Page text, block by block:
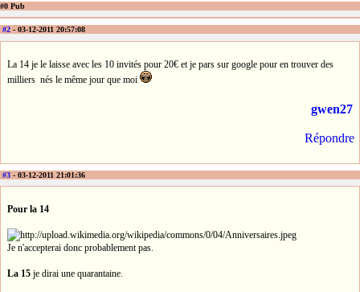
#0 Pub
#2 - 03-12-2011 20:57:08
La 14 je le laisse avec les 10 invités pour 20€ et je pars sur google pour en trouver des
milliers nés le même jour que moi
gwen27
Répondre
#3 - 03-12-2011 21:01:36
Pour la 14
Je n'accepterai donc probablement pas.
La 15 je dirai une quarantaine.